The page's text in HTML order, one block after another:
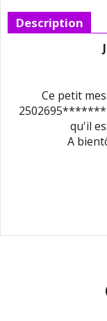
Description
Ce petit
qu'il
A